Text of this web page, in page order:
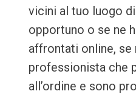
vicini al tuo luogo
opportuno o se ne
affrontati online, se
professionista che
all’ordine e sono